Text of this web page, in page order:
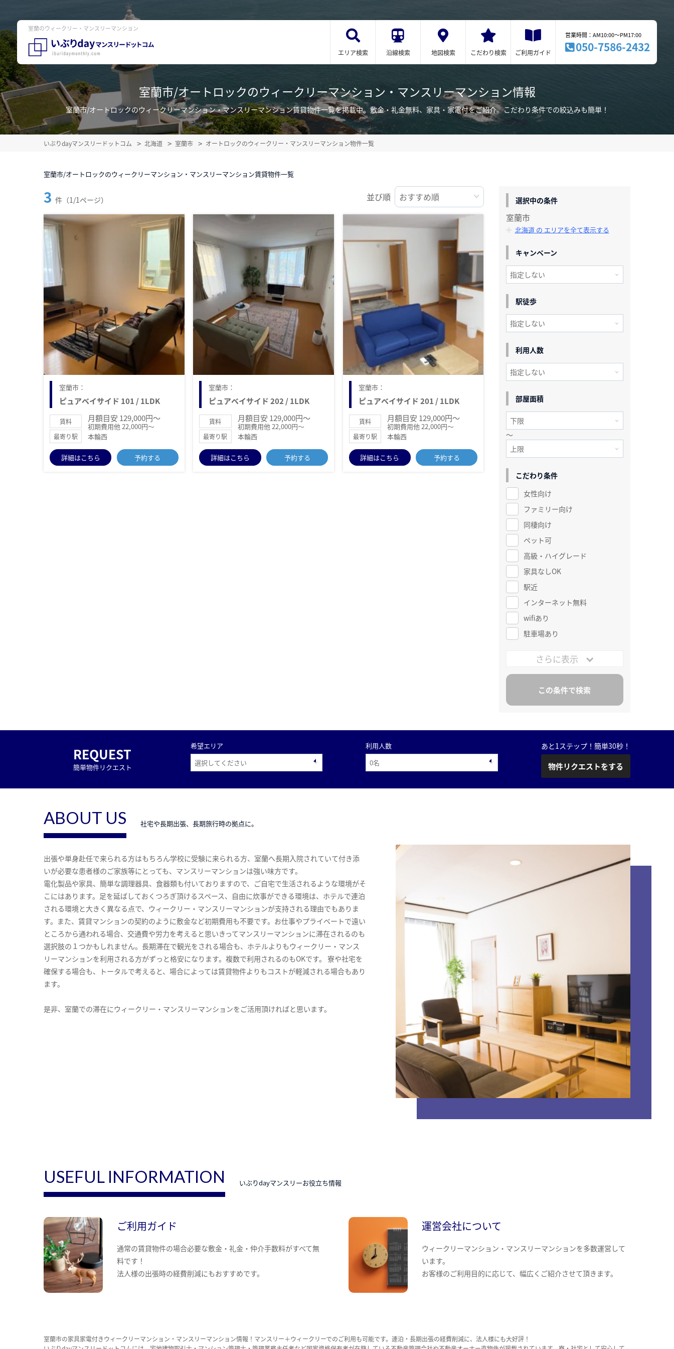
室蘭のウィークリー・マンスリーマンション
エリア検索 沿線検索 地図検索 こだわり検索 ご利用ガイド
営業時間：AM10:00～PM17:00
050-7586-2432
室蘭市/オートロックのウィークリーマンション・マンスリーマンション情報
室蘭市/オートロックのウィークリーマンション・マンスリーマンション賃貸物件一覧を掲載中。敷金・礼金無料、家具・家電付をご紹介。こだわり条件での絞込みも簡単！
いぶりdayマンスリードットコム 北海道 室蘭市 オートロックのウィークリー・マンスリーマンション物件一覧
室蘭市/オートロックのウィークリーマンション・マンスリーマンション賃貸物件一覧
3 件（1/1ページ） 並び順
室蘭市：
ピュアベイサイド 101 / 1LDK
賃料 月額目安 129,000円～
初期費用他 22,000円～
最寄り駅 本輪西
詳細はこちら 予約する
室蘭市：
ピュアベイサイド 202 / 1LDK
賃料 月額目安 129,000円～
初期費用他 22,000円～
最寄り駅 本輪西
詳細はこちら 予約する
室蘭市：
ピュアベイサイド 201 / 1LDK
賃料 月額目安 129,000円～
初期費用他 22,000円～
最寄り駅 本輪西
詳細はこちら 予約する
選択中の条件
室蘭市
北海道 の エリアを全て表示する
キャンペーン
駅徒歩
利用人数
部屋面積
～
こだわり条件
女性向け
ファミリー向け
同棲向け
ペット可
高級・ハイグレード
家具なしOK
駅近
インターネット無料
wifiあり
駐車場あり
さらに表示
REQUEST
簡単物件リクエスト
希望エリア 利用人数 あと1ステップ！簡単30秒！
物件リクエストをする
ABOUT US 社宅や長期出張、長期旅行時の拠点に。
出張や単身赴任で来られる方はもちろん学校に受験に来られる方、室蘭へ長期入院されていて付き添
いが必要な患者様のご家族等にとっても、マンスリーマンションは強い味方です。
電化製品や家具、簡単な調理器具、食器類も付いておりますので、ご自宅で生活されるような環境がそ
こにはあります。足を延ばしておくつろぎ頂けるスペース、自由に炊事ができる環境は、ホテルで連泊
される環境と大きく異なる点で、ウィークリー・マンスリーマンションが支持される理由でもありま
す。また、賃貸マンションの契約のように敷金など初期費用も不要です。お仕事やプライベートで遠い
ところから通われる場合、交通費や労力を考えると思いきってマンスリーマンションに滞在されるのも
選択肢の１つかもしれません。長期滞在で観光をされる場合も、ホテルよりもウィークリー・マンス
リーマンションを利用される方がずっと格安になります。複数で利用されるのもOKです。 寮や社宅を
確保する場合も、トータルで考えると、場合によっては賃貸物件よりもコストが軽減される場合もあり
ます。
是非、室蘭での滞在にウィークリー・マンスリーマンションをご活用頂ければと思います。
USEFUL INFORMATION いぶりdayマンスリーお役立ち情報
ご利用ガイド
通常の賃貸物件の場合必要な敷金・礼金・仲介手数料がすべて無
料です！
法人様の出張時の経費削減にもおすすめです。
運営会社について
ウィークリーマンション・マンスリーマンションを多数運営して
います。
お客様のご利用目的に応じて、幅広くご紹介させて頂きます。
室蘭市の家具家電付きウィークリーマンション・マンスリーマンション情報！マンスリー＋ウィークリーでのご利用も可能です。連泊・長期出張の経費削減に、法人様にも大好評！